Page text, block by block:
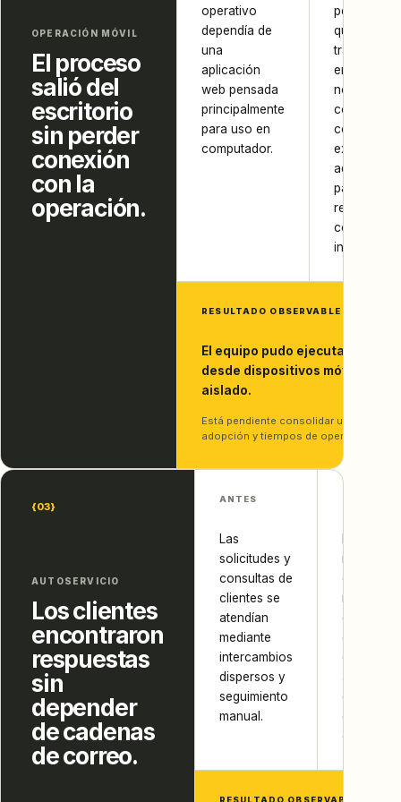
OPERACIÓN MÓVIL
El proceso
salió del
escritorio
sin perder
conexión
con la
operación.
operativo
dependía de
una
aplicación
web pensada
principalmente
para uso en
computador.
personas
que
trabajaban
en campo
no
contaban
con una
experiencia
adecuada
para
registrar y
consultar
RESULTADO OBSERVABLE
El equipo pudo ejecutar y
desde dispositivos móviles sin
aislado.
Está pendiente consolidar una
adopción y tiempos de operación.
{03}
AUTOSERVICIO
Los clientes
encontraron
respuestas
sin
depender
de cadenas
de correo.
ANTES
Las
solicitudes y
consultas de
clientes se
atendían
mediante
intercambios
dispersos y
seguimiento
manual.
existía,
no estaba
disponible
en un
de
con la
RESULTADO OBSERVABLE